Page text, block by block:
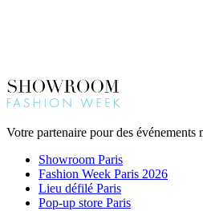
Votre partenaire pour des événements
Showroom Paris
Fashion Week Paris 2026
Lieu défilé Paris
Pop-up store Paris